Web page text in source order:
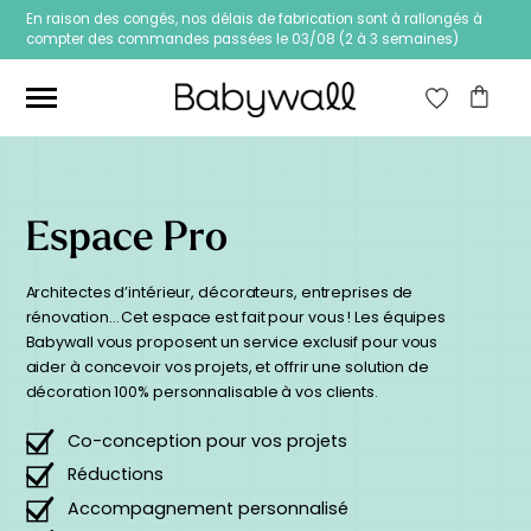
En raison des congés, nos délais de fabrication sont à rallongés à
compter des commandes passées le 03/08 (2 à 3 semaines)
Papier peint Fleurs
Papier peint jungle
Espace Pro
Architectes d’intérieur, décorateurs, entreprises de
rénovation… Cet espace est fait pour vous ! Les équipes
Babywall vous proposent un service exclusif pour vous
aider à concevoir vos projets, et offrir une solution de
décoration 100% personnalisable à vos clients.
Co-conception pour vos projets
Réductions
Accompagnement personnalisé